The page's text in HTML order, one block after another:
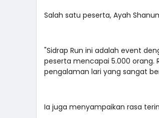
Salah satu peserta, Ayah
"Sidrap Run ini adalah event
peserta mencapai 5.000 orang.
pengalaman lari yang sangat
Ia juga menyampaikan rasa